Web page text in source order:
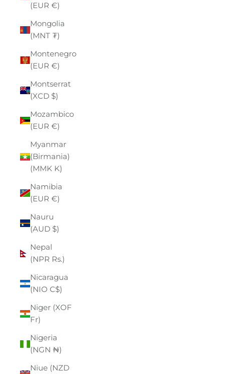
(EUR €)
Mongolia
(MNT ₮)
Montenegro
(EUR €)
Montserrat
(XCD $)
Mozambico
(EUR €)
Myanmar
(Birmania)
(MMK K)
Namibia
(EUR €)
Nauru
(AUD $)
Nepal
(NPR Rs.)
Nicaragua
(NIO C$)
Niger (XOF
Fr)
Nigeria
(NGN ₦)
Niue (NZD